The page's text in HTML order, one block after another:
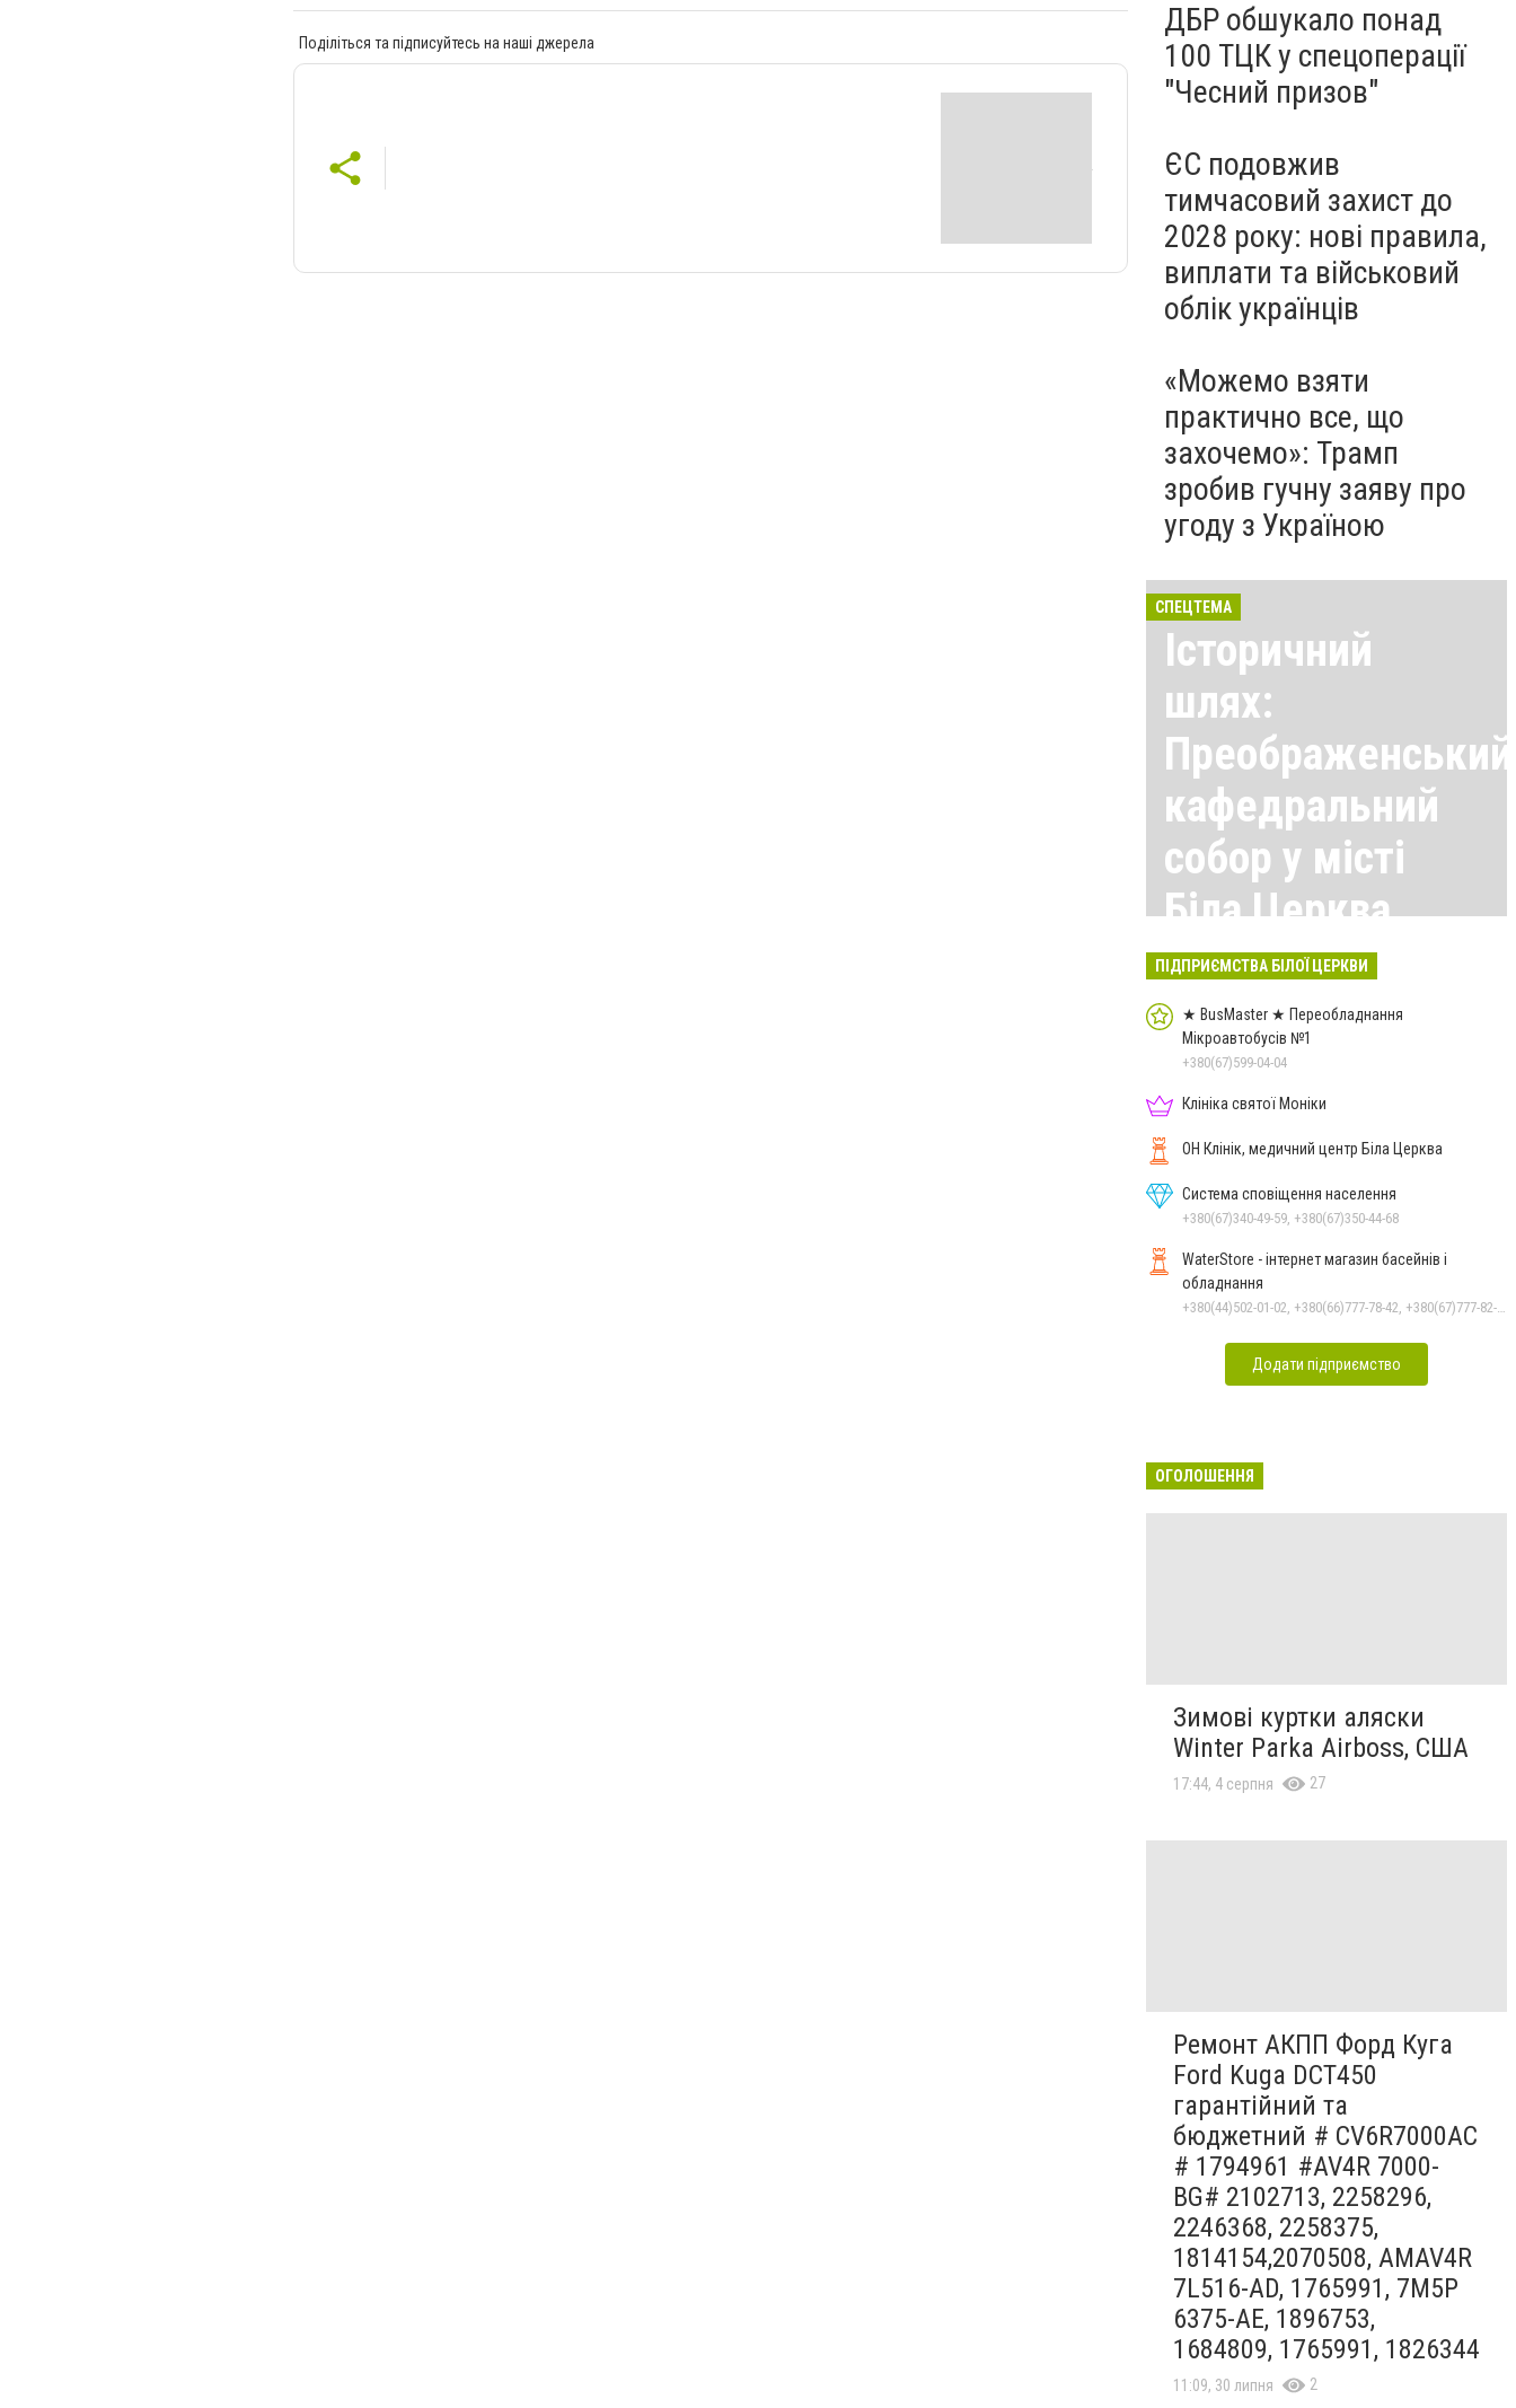
Поділіться та підписуйтесь на наші джерела
ДБР обшукало понад
100 ТЦК у спецоперації
"Чесний призов"
ЄС подовжив
тимчасовий захист до
2028 року: нові правила,
виплати та військовий
облік українців
«Можемо взяти
практично все, що
захочемо»: Трамп
зробив гучну заяву про
угоду з Україною
СПЕЦТЕМА
Історичний
шлях:
Преображенський
кафедральний
собор у місті
Біла Церква
Всі матеріали тут
ПІДПРИЄМСТВА БІЛОЇ ЦЕРКВИ
★ BusMaster ★ Переобладнання
Мікроавтобусів №1
+380(67)599-04-04
Клініка святої Моніки
ОН Клінік, медичний центр Біла Церква
Система сповіщення населення
+380(67)340-49-59, +380(67)350-44-68
WaterStore - інтернет магазин басейнів і
обладнання
Додати підприємство
ОГОЛОШЕННЯ
Зимові куртки аляски
Winter Parka Airboss, США
17:44, 4 серпня 27
Ремонт АКПП Форд Куга
Ford Kuga DCT450
гарантійний та
бюджетний # CV6R7000AC
# 1794961 #AV4R 7000-
BG# 2102713, 2258296,
2246368, 2258375,
1814154,2070508, AMAV4R
7L516-AD, 1765991, 7M5P
6375-AE, 1896753,
1684809, 1765991, 1826344
11:09, 30 липня 2